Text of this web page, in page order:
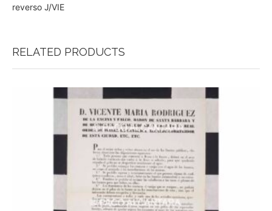
reverso J/VIE
RELATED PRODUCTS